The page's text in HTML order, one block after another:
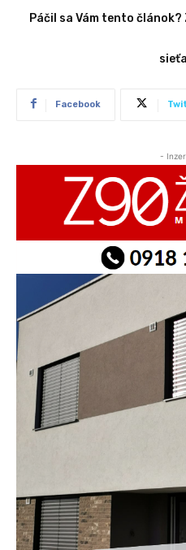
Páčil sa Vám tento
Facebook
-